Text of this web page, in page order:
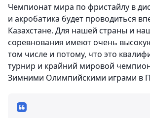
Чемпионат мира по фристайлу в
и акробатика будет проводиться
Казахстане. Для нашей страны и
соревнования имеют очень
том числе и потому, что это
турнир и крайний мировой
Зимними Олимпийскими играми в